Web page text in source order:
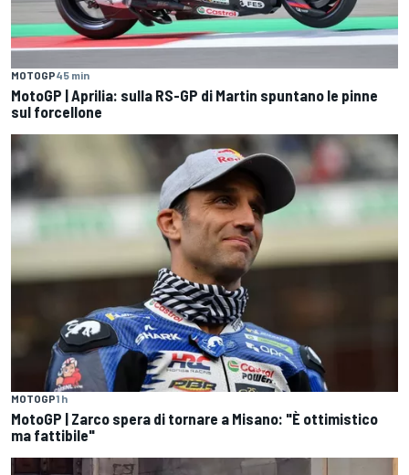
MOTOGP45 min
MotoGP | Aprilia: sulla RS-GP di Martin spuntano le pinne
sul forcellone
MOTOGP1 h
MotoGP | Zarco spera di tornare a Misano: "È ottimistico
ma fattibile"